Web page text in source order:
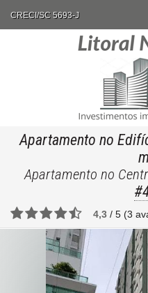
CRECI/SC 5693-J
Apartamento no
Apartamento no
4,3 / 5 (3